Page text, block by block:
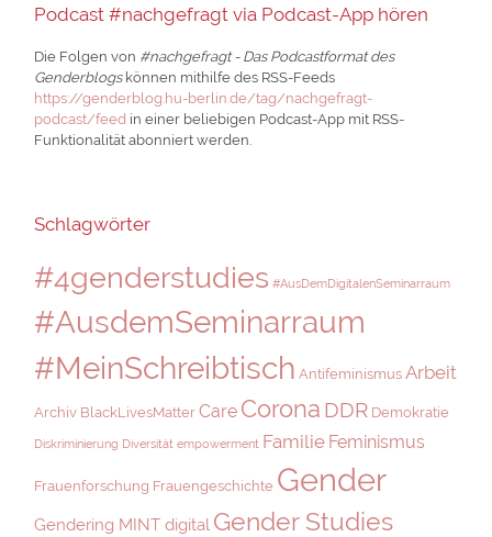
Podcast #nachgefragt via Podcast-App hören
Die Folgen von #nachgefragt - Das Podcastformat des
Genderblogskönnen mithilfe des RSS-Feeds
https://genderblog.hu-berlin.de/tag/nachgefragt-
podcast/feed in einer beliebigen Podcast-App mit RSS-
Funktionalität abonniert werden.
Schlagwörter
#4genderstudies #AusDemDigitalenSeminarraum
#AusdemSeminarraum
#MeinSchreibtisch Antifeminismus Arbeit
Archiv BlackLivesMatter Care Corona DDR Demokratie
Diskriminierung Diversität empowerment Familie Feminismus
Frauenforschung Frauengeschichte Gender
Gendering MINT digital Gender Studies